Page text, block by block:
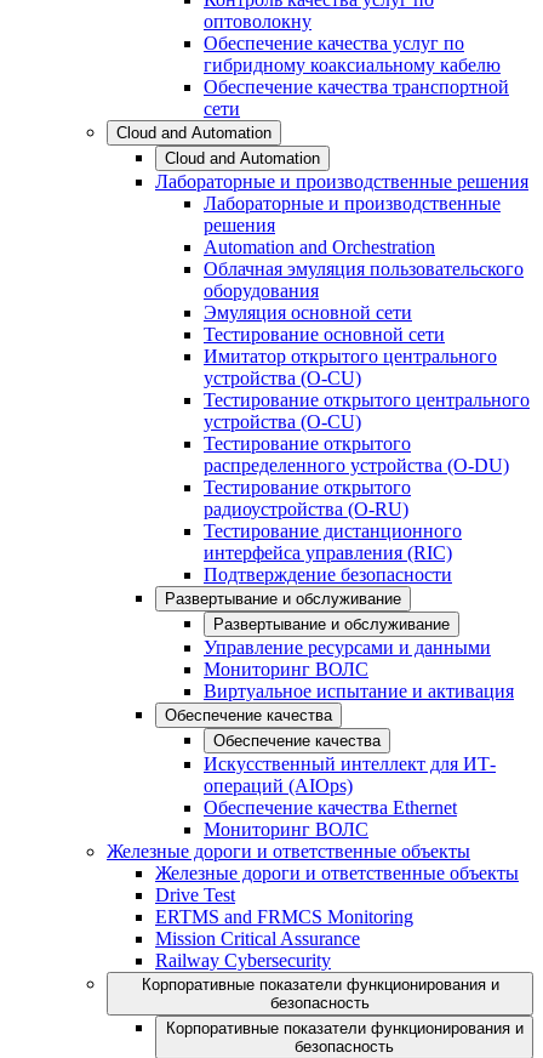
оптоволокну
Обеспечение качества услуг по
гибридному коаксиальному кабелю
Обеспечение качества транспортной
сети
Cloud and Automation
Cloud and Automation
Лабораторные и производственные решения
Лабораторные и производственные
решения
Automation and Orchestration
Облачная эмуляция пользовательского
оборудования
Эмуляция основной сети
Тестирование основной сети
Имитатор открытого центрального
устройства (O-CU)
Тестирование открытого центрального
устройства (O-CU)
Тестирование открытого
распределенного устройства (O-DU)
Тестирование открытого
радиоустройства (O-RU)
Тестирование дистанционного
интерфейса управления (RIC)
Подтверждение безопасности
Развертывание и обслуживание
Развертывание и обслуживание
Управление ресурсами и данными
Мониторинг ВОЛС
Виртуальное испытание и активация
Обеспечение качества
Обеспечение качества
Искусственный интеллект для ИТ-
операций (AIOps)
Обеспечение качества Ethernet
Мониторинг ВОЛС
Железные дороги и ответственные объекты
Железные дороги и ответственные объекты
Drive Test
ERTMS and FRMCS Monitoring
Mission Critical Assurance
Railway Cybersecurity
Корпоративные показатели функционирования и
безопасность
Корпоративные показатели функционирования и
безопасность